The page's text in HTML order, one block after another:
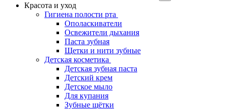
Красота и уход
Гигиена полости рта
Ополаскиватели
Освежители дыхания
Паста зубная
Щетки и нити зубные
Детская косметика
Детская зубная паста
Детский крем
Детское мыло
Для купания
Зубные щётки